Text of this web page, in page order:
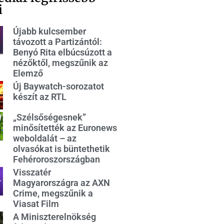
Újabb kulcsember
távozott a Partizántól:
Benyó Rita elbúcsúzott a
nézőktől, megszűnik az
Elemző
Új Baywatch-sorozatot
készít az RTL
„Szélsőségesnek”
minősítették az Euronews
weboldalát – az
olvasókat is büntethetik
Fehéroroszországban
Visszatér
Magyarországra az AXN
Crime, megszűnik a
Viasat Film
A Miniszterelnökség